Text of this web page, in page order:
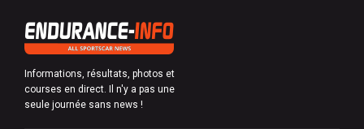
Informations, résultats, photos et
courses en direct. Il n'y a pas une
seule journée sans news !